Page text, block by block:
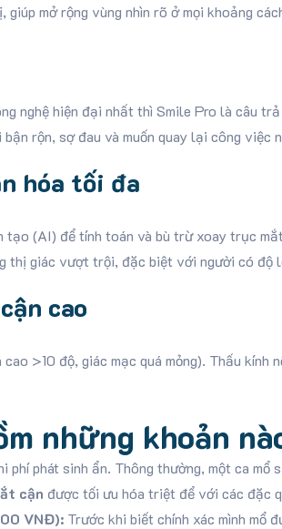
mở rộng vùng nhìn rõ ở mọi khoảng
nghệ hiện đại nhất thì Smile Pro là câu
rộn, sợ đau và muốn quay lại công việc
hóa tối đa
(AI) để tính toán và bù trừ xoay trục
thị giác vượt trội, đặc biệt với người có độ
cao
>10 độ, giác mạc quá mỏng). Thấu
những khoản
phát sinh ẩn. Thông thường, một ca mổ
cận được tối ưu hóa triệt để với các đặc
VNĐ):Trước khi biết chính xác mình mổ